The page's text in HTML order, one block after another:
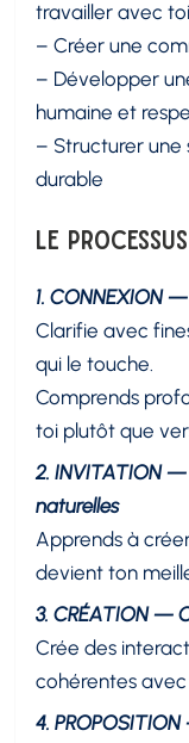
travailler avec toi
– Créer une
– Développer
humaine et
– Structurer une
durable
Le
1. CONNEXION
Clarifie avec
qui le touche.
Comprends
toi plutôt que
2. INVITATION
naturelles
Apprends à
devient ton
3. CRÉATION —
Crée des
cohérentes
4.